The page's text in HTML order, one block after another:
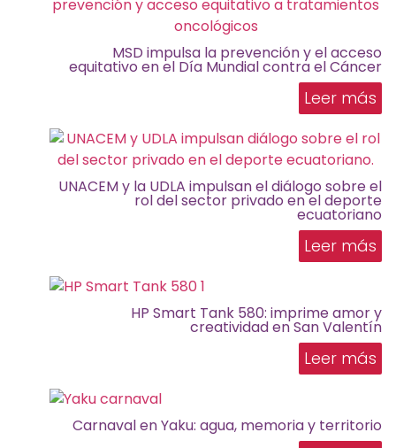
MSD impulsa la prevención y el acceso
equitativo en el Día Mundial contra el Cáncer
Leer más
UNACEM y la UDLA impulsan el diálogo sobre el
rol del sector privado en el deporte
ecuatoriano
Leer más
HP Smart Tank 580: imprime amor y
creatividad en San Valentín
Leer más
Carnaval en Yaku: agua, memoria y territorio